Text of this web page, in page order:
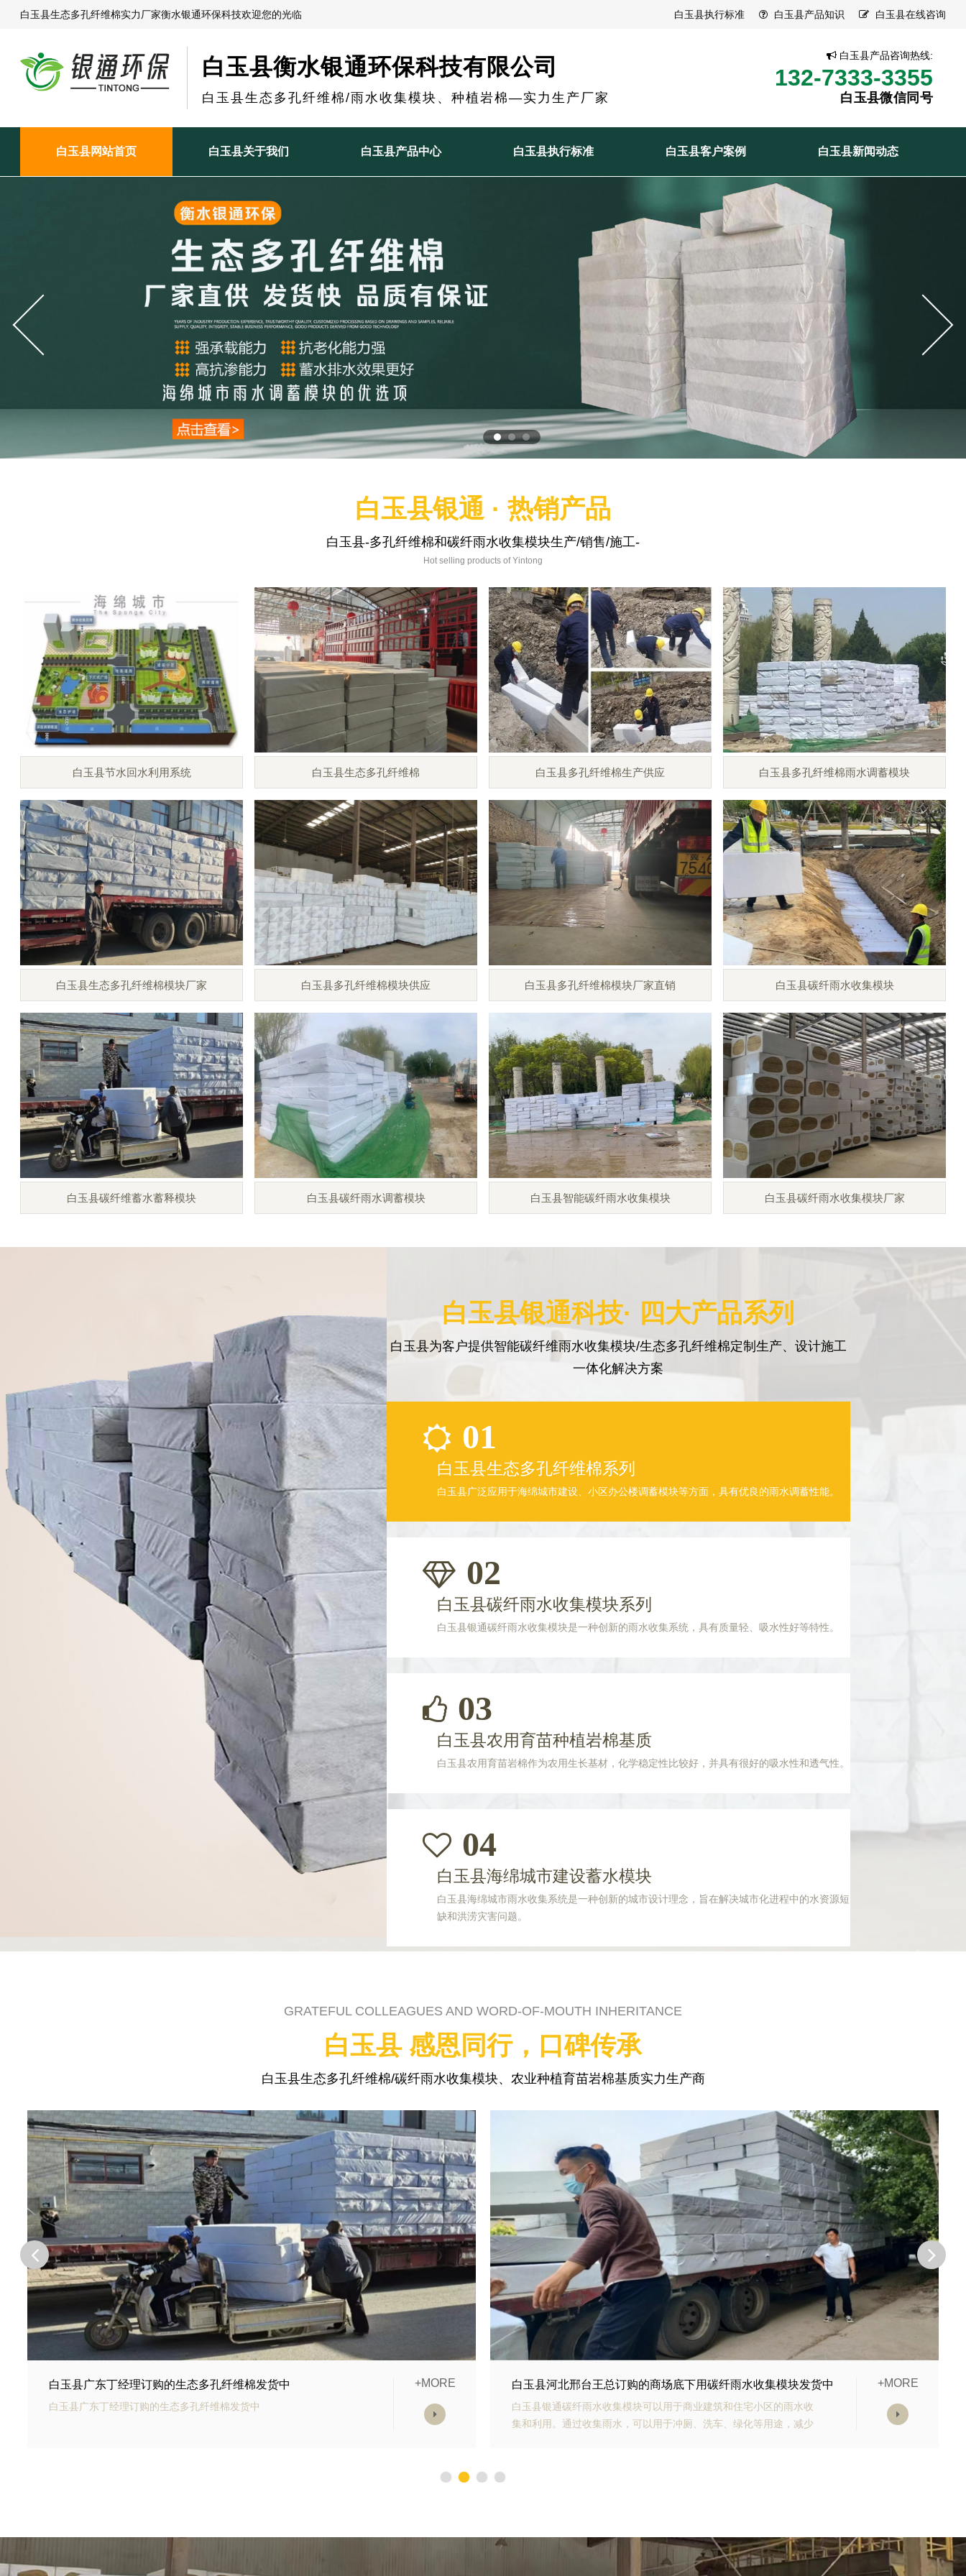
白玉县生态多孔纤维棉实力厂家衡水银通环保科技欢迎您的光临 白玉县执行标准 白玉县产品知识 白玉县在线咨询
白玉县衡水银通环保科技有限公司
白玉县生态多孔纤维棉/雨水收集模块、种植岩棉—实力生产厂家
白玉县产品咨询热线:
132-7333-3355
白玉县微信同号
白玉县网站首页 白玉县关于我们 白玉县产品中心 白玉县执行标准 白玉县客户案例 白玉县新闻动态
白玉县银通 · 热销产品
白玉县-多孔纤维棉和碳纤雨水收集模块生产/销售/施工-
Hot selling products of Yintong
白玉县节水回水利用系统 白玉县生态多孔纤维棉 白玉县多孔纤维棉生产供应 白玉县多孔纤维棉雨水调蓄模块
白玉县生态多孔纤维棉模块厂家 白玉县多孔纤维棉模块供应 白玉县多孔纤维棉模块厂家直销 白玉县碳纤雨水收集模块
白玉县碳纤维蓄水蓄释模块 白玉县碳纤雨水调蓄模块 白玉县智能碳纤雨水收集模块 白玉县碳纤雨水收集模块厂家
白玉县银通科技· 四大产品系列
白玉县为客户提供智能碳纤维雨水收集模块/生态多孔纤维棉定制生产、设计施工
一体化解决方案
01
白玉县生态多孔纤维棉系列
白玉县广泛应用于海绵城市建设、小区办公楼调蓄模块等方面，具有优良的雨水调蓄性能。
02
白玉县碳纤雨水收集模块系列
白玉县银通碳纤雨水收集模块是一种创新的雨水收集系统，具有质量轻、吸水性好等特性。
03
白玉县农用育苗种植岩棉基质
白玉县农用育苗岩棉作为农用生长基材，化学稳定性比较好，并具有很好的吸水性和透气性。
04
白玉县海绵城市建设蓄水模块
白玉县海绵城市雨水收集系统是一种创新的城市设计理念，旨在解决城市化进程中的水资源短
缺和洪涝灾害问题。
GRATEFUL COLLEAGUES AND WORD-OF-MOUTH INHERITANCE
白玉县 感恩同行，口碑传承
白玉县生态多孔纤维棉/碳纤雨水收集模块、农业种植育苗岩棉基质实力生产商
白玉县河北邢台王总订购的商场底下用碳纤雨水收集模块发货中
白玉县银通碳纤雨水收集模块可以用于商业建筑和住宅小区的雨水收
+MORE 白玉县山东青岛李经理订购的生态多孔纤维棉正在发货
白玉县银通生态多孔纤维棉具有高强承载能力、高抗渗能力、抗老化
能力强、施工方便等优势。模块的顶部应设计有反冲洗装置，以防止
+MORE